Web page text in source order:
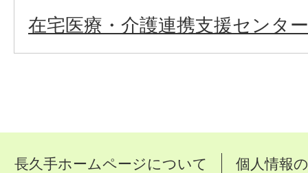
在宅医療・介護連携支援センタ
長久手ホームページについて
個人情報